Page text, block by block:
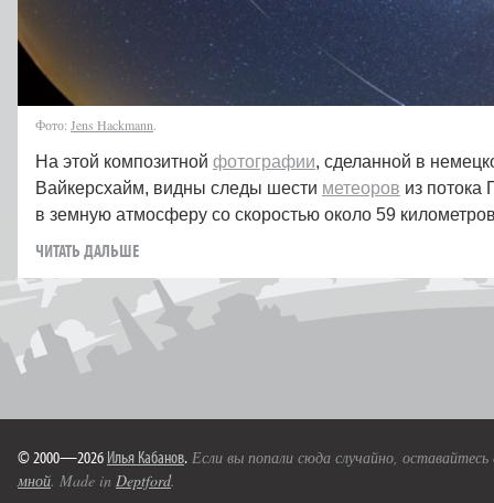
Фото: Jens Hackmann
На этой композитной фотографии, сделанной в
Вайкерсхайм, видны следы шести метеоров из потока
в земную атмосферу со скоростью около 59
ЧИТАТЬ ДАЛЬШЕ
© 2000—2026 Илья Кабанов. Если вы попали сюда случайно,
мной. Made in Deptford.